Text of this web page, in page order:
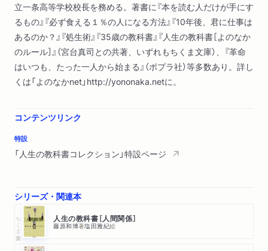
立一条高等学校校長を務める。著書に『本を読む人だけが手にす
るもの』『必ず食える１％の人になる方法』『10年後、君に仕事は
あるのか？』『処生術』『35歳の教科書』『人生の教科書［よのなか
のルール］』（宮台真司との共著、いずれもちくま文庫）、『革命
はいつも、たった一人から始まる』（ポプラ社）等多数あり。詳し
くは「よのなかnet」http://yononaka.netに。
コンテンツリンク
特設
「人生の教科書コレクション」特設ページ
シリーズ・関連本
ちくま文庫 人生の教科書［人間関係］
藤原和博著塩田雅紀絵